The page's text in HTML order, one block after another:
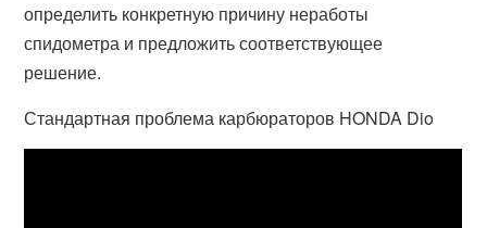
определить конкретную причину неработы
спидометра и предложить соответствующее
решение.
Стандартная проблема карбюраторов HONDA Dio